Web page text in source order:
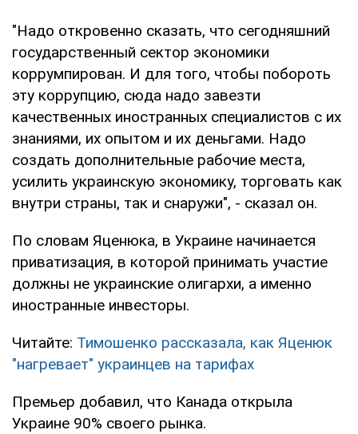
"Надо откровенно сказать, что сегодняшний
государственный сектор экономики
коррумпирован. И для того, чтобы побороть
эту коррупцию, сюда надо завезти
качественных иностранных специалистов с их
знаниями, их опытом и их деньгами. Надо
создать дополнительные рабочие места,
усилить украинскую экономику, торговать как
внутри страны, так и снаружи", - сказал он.
По словам Яценюка, в Украине начинается
приватизация, в которой принимать участие
должны не украинские олигархи, а именно
иностранные инвесторы.
Читайте: Тимошенко рассказала, как Яценюк
"нагревает" украинцев на тарифах
Премьер добавил, что Канада открыла
Украине 90% своего рынка.